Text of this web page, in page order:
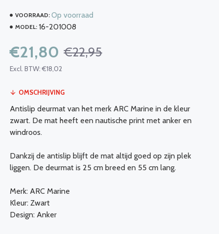
VOORRAAD: Op voorraad
MODEL: 16-201008
€21,80 €22,95
Excl. BTW: €18,02
OMSCHRIJVING
Antislip deurmat van het merk ARC Marine in de kleur
zwart. De mat heeft een nautische print met anker en
windroos.
Dankzij de antislip blijft de mat altijd goed op zijn plek
liggen. De deurmat is 25 cm breed en 55 cm lang.
Merk: ARC Marine
Kleur: Zwart
Design: Anker